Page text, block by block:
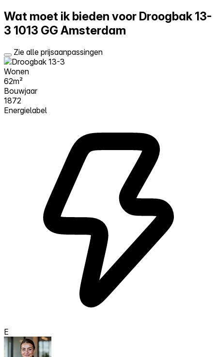
Wat moet ik bieden voor Droogbak 13-
3 1013 GG Amsterdam
Zie alle prijsaanpassingen
Wonen
62m²
Bouwjaar
1872
Energielabel
E